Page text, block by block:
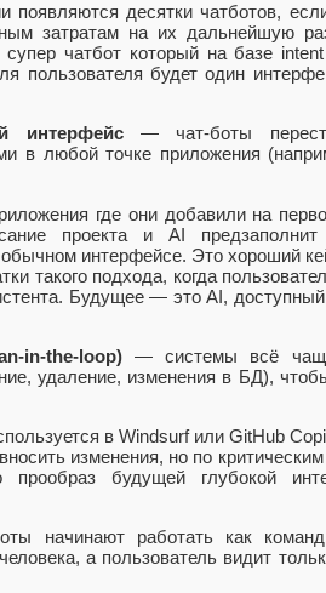
десятки чатботов,
затратам на их дальнейшую
чатбот который на базе
пользователя будет один
интерфейс— чат-боты
в любой точке приложения
где они добавили на
проекта и AI предзаполнит
интерфейсе. Это хороший
такого подхода, когда
Будущее — это AI,
in-the-loop)— системы всё
удаление, изменения в БД),
в Windsurf или GitHub
изменения, но по
прообраз будущей глубокой
начинают работать как
а пользователь видит